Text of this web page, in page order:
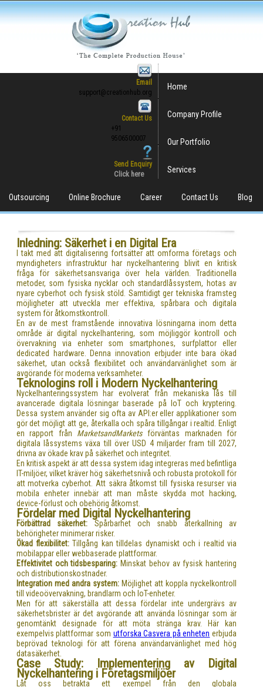
Email
support@creationhub.org
Contact Us
+91
9506500007
Send Enquiry
Click here
Home
Company Profile
Our Portfolio
Services
Outsourcing Online Brochure Career Contact Us Blog
Inledning: Säkerhet i en Digital Era
I takt med att digitalisering fortsätter att omforma företags och
myndigheters infrastruktur har nyckelhantering blivit en kritisk
fråga för säkerhetsansvariga över hela världen. Traditionella
metoder, som fysiska nycklar och standardlåssystem, hotas av
nyare cyberhot och fysisk stöld. Samtidigt ger tekniska framsteg
möjligheter att utveckla mer effektiva, spårbara och digitala
system för åtkomstkontroll.
En av de mest framstående innovativa lösningarna inom detta
område är digital nyckelhantering, som möjliggör kontroll och
övervakning via enheter som smartphones, surfplattor eller
dedicated hardware. Denna innovation erbjuder inte bara ökad
säkerhet, utan också flexibilitet och användarvänlighet som är
avgörande för moderna verksamheter.
Teknologins roll i Modern Nyckelhantering
Nyckelhanteringssystem har evolverat från mekaniska lås till
avancerade digitala lösningar baserade på IoT och kryptering.
Dessa system använder sig ofta av API:er eller applikationer som
gör det möjligt att ge, återkalla och spåra tillgångar i realtid. Enligt
en rapport från MarketsandMarketsförväntas marknaden för
digitala låssystems växa till över USD 4 miljarder fram till 2027,
drivna av ökade krav på säkerhet och integritet.
En kritisk aspekt är att dessa system idag integreras med befintliga
IT-miljöer, vilket kräver hög säkerhetsnivå och robusta protokoll för
att motverka cyberhot. Att säkra åtkomst till fysiska resurser via
mobila enheter innebär att man måste skydda mot hacking,
device-förlust och obehörig åtkomst.
Fördelar med Digital Nyckelhantering
Förbättrad säkerhet: Spårbarhet och snabb återkallning av
behörigheter minimerar risker.
Ökad flexibilitet: Tillgång kan tilldelas dynamiskt och i realtid via
mobilappar eller webbaserade plattformar.
Effektivitet och tidsbesparing: Minskat behov av fysisk hantering
och distributionskostnader.
Integration med andra system:Möjlighet att koppla nyckelkontroll
till videoövervakning, brandlarm och IoT-enheter.
Men för att säkerställa att dessa fördelar inte undergrävs av
säkerhetsbrister är det avgörande att använda lösningar som är
genomtänkt designade för att möta stränga krav. Här kan
exempelvis plattformar som utforska Casvera på enheten erbjuda
beprövad teknologi för att förena användarvänlighet med hög
datasäkerhet.
Case Study: Implementering av Digital
Nyckelhantering i Företagsmiljöer
Låt oss betrakta ett exempel från den globala